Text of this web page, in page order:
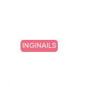
INGINAILS